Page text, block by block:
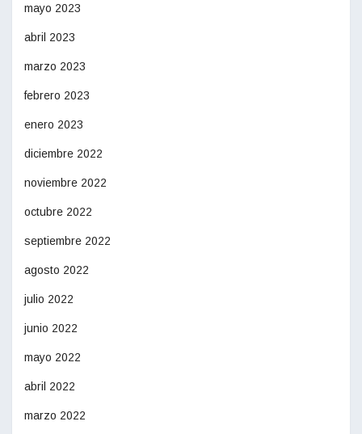
mayo 2023
abril 2023
marzo 2023
febrero 2023
enero 2023
diciembre 2022
noviembre 2022
octubre 2022
septiembre 2022
agosto 2022
julio 2022
junio 2022
mayo 2022
abril 2022
marzo 2022